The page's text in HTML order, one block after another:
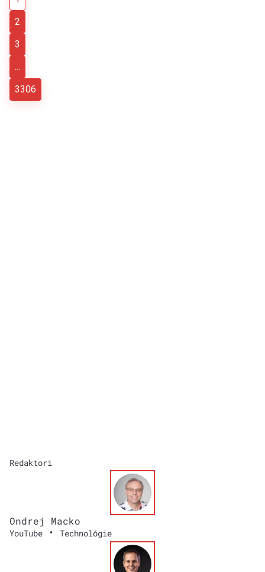
2
3
...
3306
Redaktori
Ondrej Macko
YouTube • Technológie